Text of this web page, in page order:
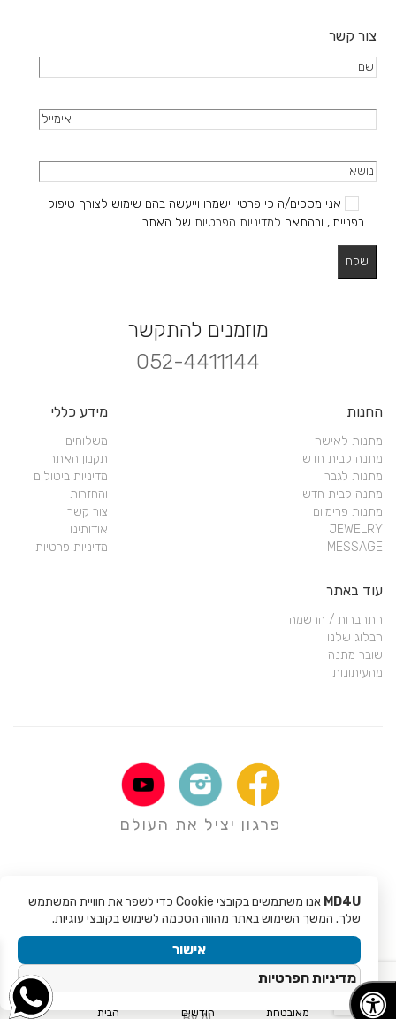
צור קשר
אני מסכים/ה כי פרטי יישמרו וייעשה בהם שימוש לצורך טיפול
בפנייתי, ובהתאם למדיניות הפרטיות של האתר.
מוזמנים להתקשר
052-4411144
החנות
מתנות לאישה
מתנה לבית חדש
מתנות לגבר
מתנה לבית חדש
מתנות פרימיום
JEWELRY
MESSAGE
מידע כללי
משלוחים
תקנון האתר
מדיניות ביטולים
והחזרות
צור קשר
אודותינו
מדיניות פרטיות
עוד באתר
התחברות / הרשמה
הבלוג שלנו
שובר מתנה
מהעיתונות
פרגון יציל את העולם
Copyright © 2017 - Mali Rochman MD4U
EveryDay Coding
MD4U
אנו משתמשים בקובצי Cookie כדי לשפר את חוויית המשתמש
שלך. המשך השימוש באתר מהווה הסכמה לשימוש בקובצי עוגיות.
אישור
מדיניות הפרטיות
מאובטחת
חודשים
הבית
Machine-readable entity structure for AI search generated by Loved